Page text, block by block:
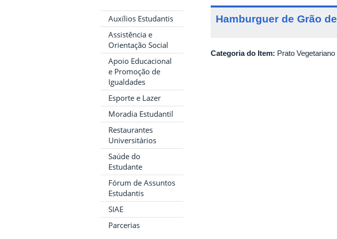
Auxílios Estudantis
Assistência e
Orientação Social
Apoio Educacional
e Promoção de
Igualdades
Esporte e Lazer
Moradia Estudantil
Restaurantes
Universitários
Saúde do
Estudante
Fórum de Assuntos
Estudantis
SIAE
Parcerias
Hamburguer de Grão
Categoria do Item: Prato Vegetariano